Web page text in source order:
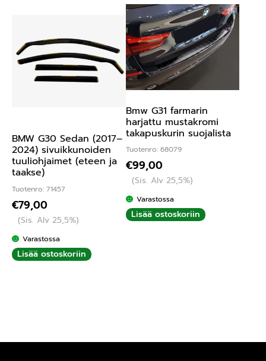
BMW G30 Sedan (2017–
2024) sivuikkunoiden
tuuliohjaimet (eteen ja
taakse)
Tuotenro: 71457
€79,00
(Sis. Alv 25,5%)
Varastossa
Lisää ostoskoriin
Bmw G31 farmarin
harjattu mustakromi
takapuskurin suojalista
Tuotenro: 68079
€99,00
(Sis. Alv 25,5%)
Varastossa
Lisää ostoskoriin